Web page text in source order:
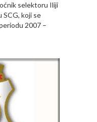
selektoru Iliji
SCG, koji se
2007 –